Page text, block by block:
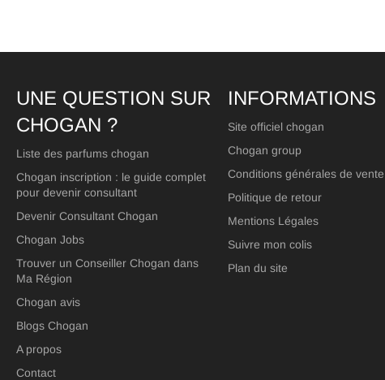
UNE QUESTION SUR
CHOGAN ?
Liste des parfums chogan
Chogan inscription : le guide complet
pour devenir consultant
Devenir Consultant Chogan
Chogan Jobs
Trouver un Conseiller Chogan dans
Ma Région
Chogan avis
Blogs Chogan
A propos
Contact
INFORMATIONS
Site officiel chogan
Chogan group
Conditions générales de vente
Politique de retour
Mentions Légales
Suivre mon colis
Plan du site